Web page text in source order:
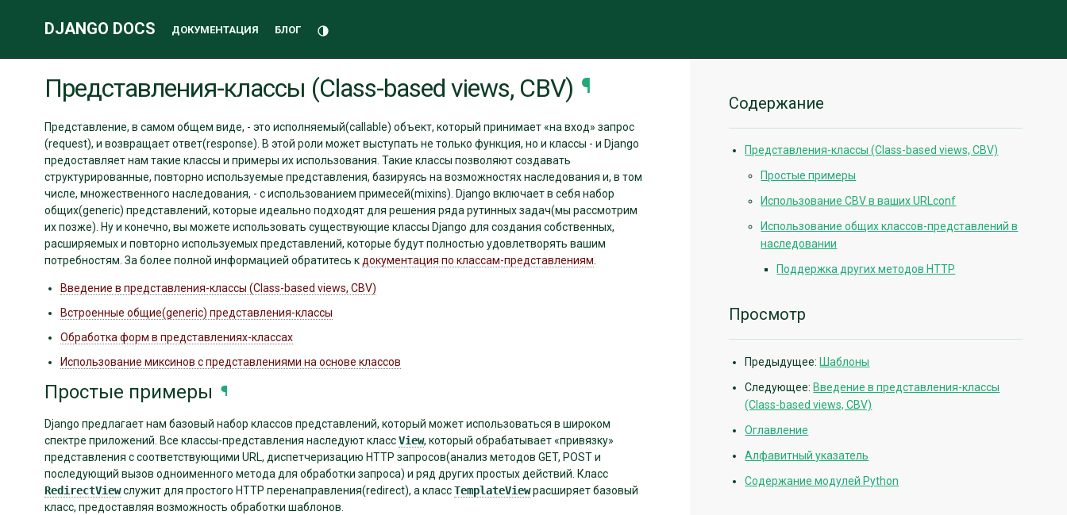
DJANGO DOCS ДОКУМЕНТАЦИЯ БЛОГ Переключить тему (текущая тема: авто)
Представления-классы (Class-based views, CBV) ¶
Представление, в самом общем виде, - это исполняемый(callable) объект, который принимает «на вход» запрос
(request), и возвращает ответ(response). В этой роли может выступать не только функция, но и классы - и Django
предоставляет нам такие классы и примеры их использования. Такие классы позволяют создавать
структурированные, повторно используемые представления, базируясь на возможностях наследования и, в том
числе, множественного наследования, - с использованием примесей(mixins). Django включает в себя набор
общих(generic) представлений, которые идеально подходят для решения ряда рутинных задач(мы рассмотрим
их позже). Ну и конечно, вы можете использовать существующие классы Django для создания собственных,
расширяемых и повторно используемых представлений, которые будут полностью удовлетворять вашим
потребностям. За более полной информацией обратитесь к документация по классам-представлениям
Введение в представления-классы (Class-based views, CBV)
Встроенные общие(generic) представления-классы
Обработка форм в представлениях-классах
Использование миксинов с представлениями на основе классов
Простые примеры ¶
Django предлагает нам базовый набор классов представлений, который может использоваться в широком
спектре приложений. Все классы-представления наследуют классView, который обрабатывает «привязку»
представления с соответствующими URL, диспетчеризацию HTTP запросов(анализ методов GET, POST и
последующий вызов одноименного метода для обработки запроса) и ряд других простых действий. Класс
RedirectViewслужит для простого HTTP перенаправления(redirect), а классTemplateViewрасширяет базовый
класс, предоставляя возможность обработки шаблонов.
информация
Содержание
Представления-классы (Class-based views, CBV)
Простые примеры
Использование CBV в ваших URLconf
Использование общих классов-представлений в
наследовании
Поддержка других методов HTTP
Просмотр
Предыдущее: Шаблоны
Следующее: Введение в представления-классы
(Class-based views, CBV)
Оглавление
Алфавитный указатель
Содержание модулей Python